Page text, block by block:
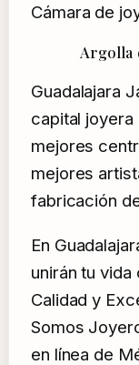
Cámara de
Argolla
Guadalajara
capital
mejores
mejores
fabricación
En
unirán tu vida
Calidad y
Somos
en línea de